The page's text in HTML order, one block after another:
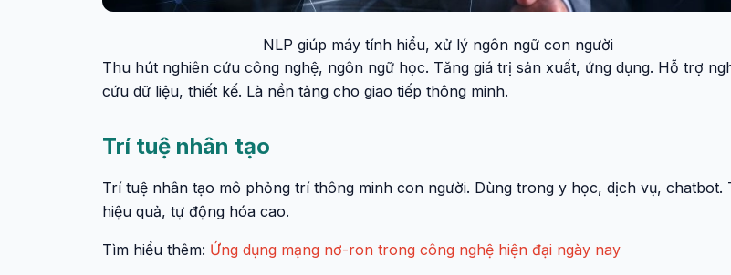
NLP giúp máy tính hiểu, xử lý ngôn ngữ con người
Thu hút nghiên cứu công nghệ, ngôn ngữ học. Tăng giá trị sản xuất, ứng dụng. Hỗ trợ
cứu dữ liệu, thiết kế. Là nền tảng cho giao tiếp thông minh.
Trí tuệ nhân tạo
Trí tuệ nhân tạo mô phỏng trí thông minh con người. Dùng trong y học, dịch vụ, chatbot.
hiệu quả, tự động hóa cao.
Tìm hiểu thêm: Ứng dụng mạng nơ-ron trong công nghệ hiện đại ngày nay